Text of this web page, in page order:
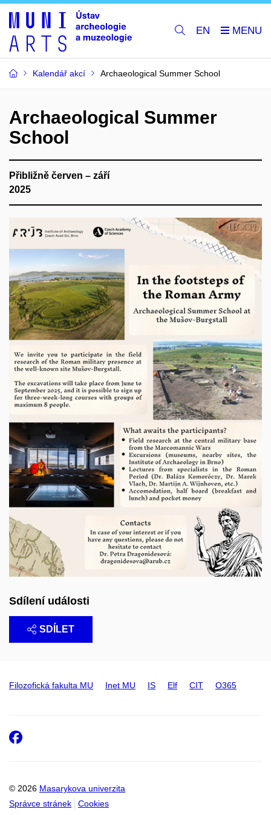
EN
Kalendář akcí Archaeological Summer School
Archaeological Summer
School
Přibližně červen – září
2025
Sdílení události
SDÍLET
Filozofická fakulta MU Inet MU IS Elf CIT O365
© 2026 Masarykova univerzita
Správce stránek
Cookies
Facebook